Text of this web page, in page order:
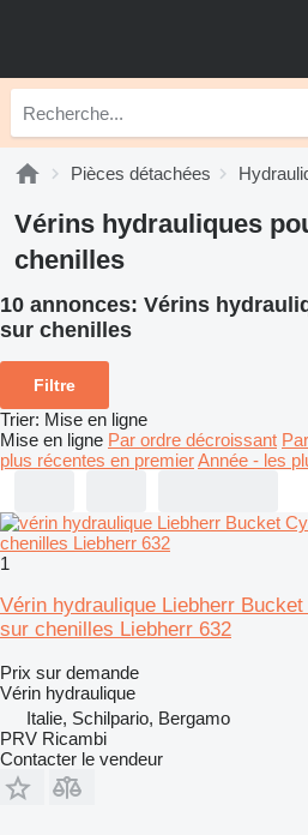
Pièces détachées
Vérins hydrauliques
chenilles
10 annonces: Vérins
sur chenilles
Filtre
Trier: Mise en ligne
Mise en ligne Par ordre décroissant
plus récentes en premierAnnée - les
1
Vérin hydraulique Liebherr
sur chenilles Liebherr 632
Prix sur demande
Vérin hydraulique
Italie, Schilpario, Bergamo
PRV Ricambi
Contacter le vendeur